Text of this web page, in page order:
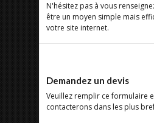
N'hésitez pas à vous
être un moyen simple mais
votre site internet.
Demandez un devis
Veuillez remplir ce formulaire
contacterons dans les plus